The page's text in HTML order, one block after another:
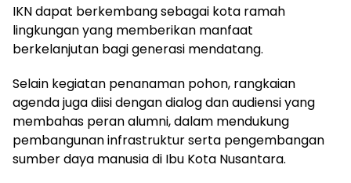
IKN dapat berkembang sebagai kota ramah
lingkungan yang memberikan manfaat
berkelanjutan bagi generasi mendatang.
Selain kegiatan penanaman pohon, rangkaian
agenda juga diisi dengan dialog dan audiensi yang
membahas peran alumni, dalam mendukung
pembangunan infrastruktur serta pengembangan
sumber daya manusia di Ibu Kota Nusantara.